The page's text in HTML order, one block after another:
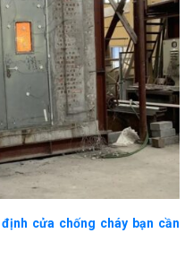
cửa chống cháy bạn cần